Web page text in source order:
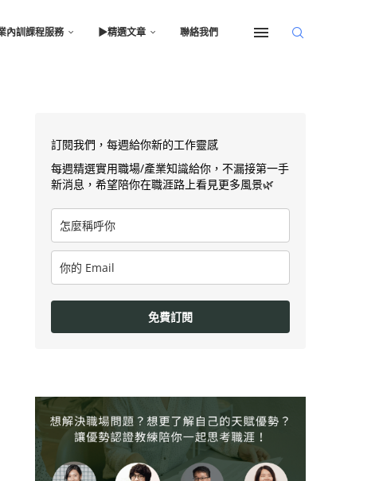
內訓課程服務 ▶︎精選文章 聯絡我們
訂閱我們，每週給你新的工作靈感
每週精選實用職場/產業知識給你，不漏接第一手
新消息，希望陪你在職涯路上看見更多風景🌿
免費訂閱